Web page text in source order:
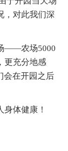
，对此我们深
——农场5000
更充分地感
会在开园之后
身体健康！